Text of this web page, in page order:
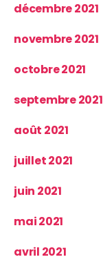
décembre 2021
novembre 2021
octobre 2021
septembre 2021
août 2021
juillet 2021
juin 2021
mai 2021
avril 2021